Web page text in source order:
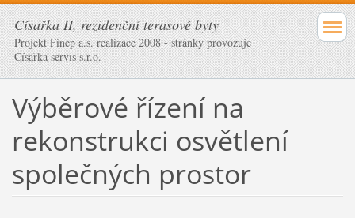
Císařka II, rezidenční terasové byty
Projekt Finep a.s. realizace 2008 - stránky provozuje
Císařka servis s.r.o.
Výběrové řízení na
rekonstrukci osvětlení
společných prostor